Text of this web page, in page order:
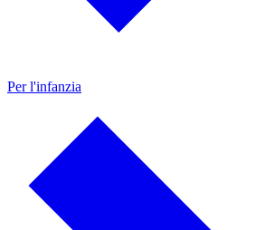
Per l'infanzia